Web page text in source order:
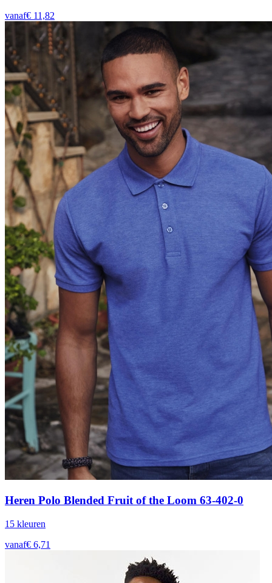
vanaf€ 11,82
Heren Polo Blended Fruit of the Loom 63-402-0
15 kleuren
vanaf€ 6,71